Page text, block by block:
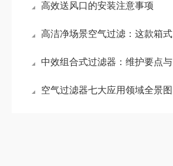
高效送风口的安装注意事项
高洁净场景空气过滤：这款箱式高效过滤器有哪些优势
中效组合式过滤器：维护要点与效能保障
空气过滤器七大应用领域全景图 —— 从民生到科技的洁净守护